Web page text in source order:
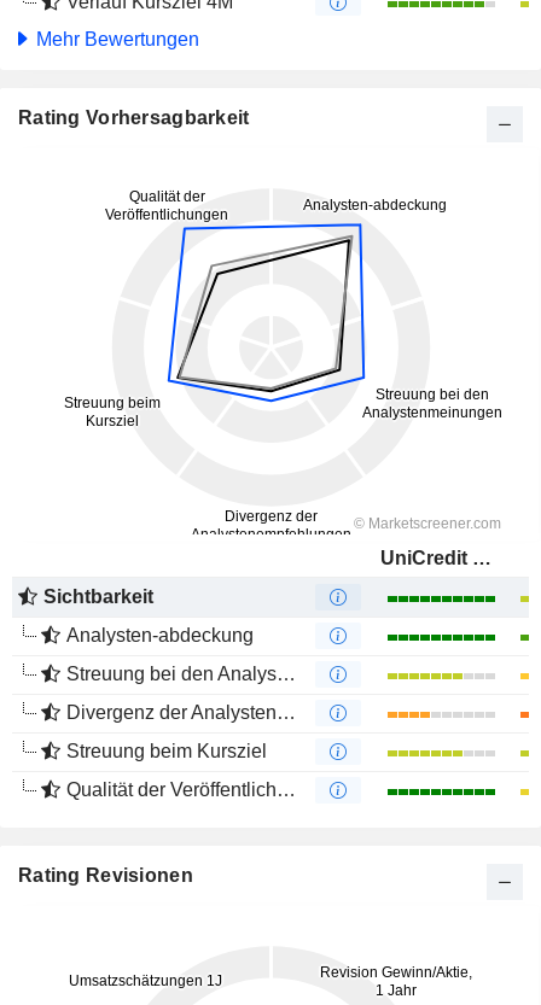
Mehr Bewertungen
Rating Vorhersagbarkeit
UniCredit S.p.A.
Sichtbarkeit
Analysten-abdeckung
Streuung bei den Analystenmeinungen
Divergenz der Analystenempfehlungen
Streuung beim Kursziel
Qualität der Veröffentlichungen
Rating Revisionen